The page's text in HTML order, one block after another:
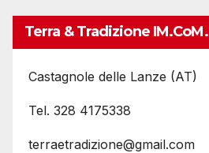
Terra & Tradizione IM.coM.
Castagnole delle Lanze (AT)
Tel. 328 4175338
terraetradizione@gmail.com